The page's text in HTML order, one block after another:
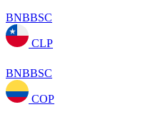
BNBBSC
CLP
BNBBSC
COP